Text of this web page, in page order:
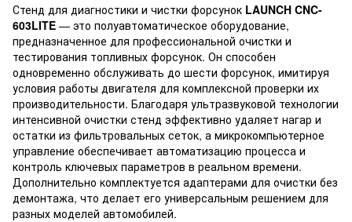
Стенд для диагностики и чистки форсунок LAUNCH CNC-
603LITE — это полуавтоматическое оборудование,
предназначенное для профессиональной очистки и
тестирования топливных форсунок. Он способен
одновременно обслуживать до шести форсунок, имитируя
условия работы двигателя для комплексной проверки их
производительности. Благодаря ультразвуковой технологии
интенсивной очистки стенд эффективно удаляет нагар и
остатки из фильтровальных сеток, а микрокомпьютерное
управление обеспечивает автоматизацию процесса и
контроль ключевых параметров в реальном времени.
Дополнительно комплектуется адаптерами для очистки без
демонтажа, что делает его универсальным решением для
разных моделей автомобилей.